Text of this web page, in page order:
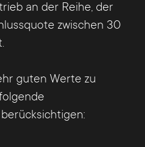
an der Reihe, der
zwischen 30
guten Werte zu